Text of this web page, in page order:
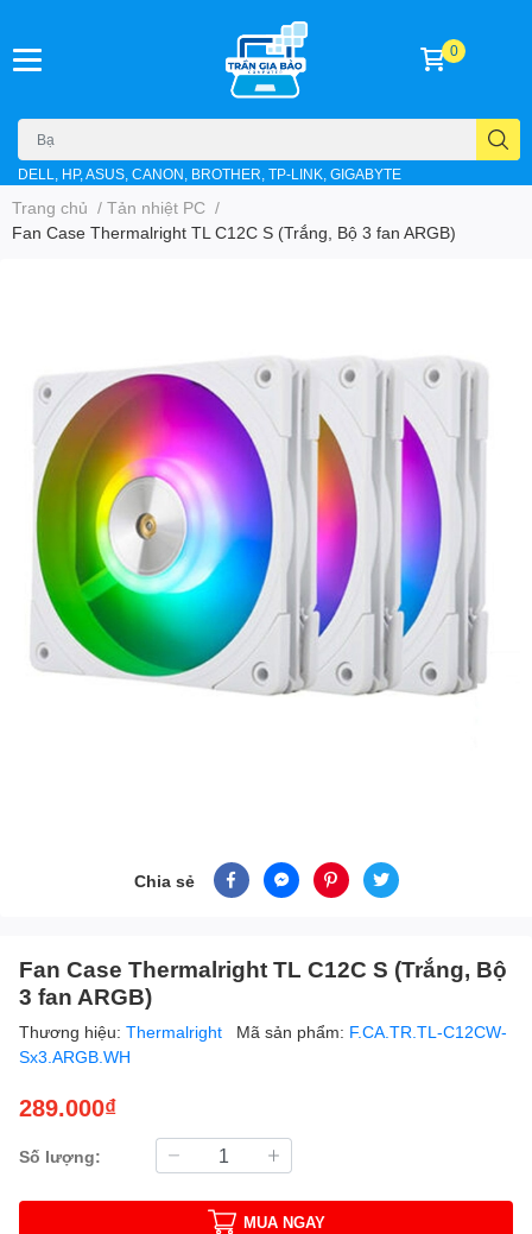
DELL, HP, ASUS, CANON, BROTHER, TP-LINK, GIGABYTE
0
Trang chủ / Tản nhiệt PC /
Fan Case Thermalright TL C12C S (Trắng, Bộ 3 fan ARGB)
Chia sẻ
Fan Case Thermalright TL C12C S (Trắng, Bộ
3 fan ARGB)
Thương hiệu: Thermalright Mã sản phẩm: F.CA.TR.TL-C12CW-
Sx3.ARGB.WH
289.000₫
Số lượng:
MUA NGAY